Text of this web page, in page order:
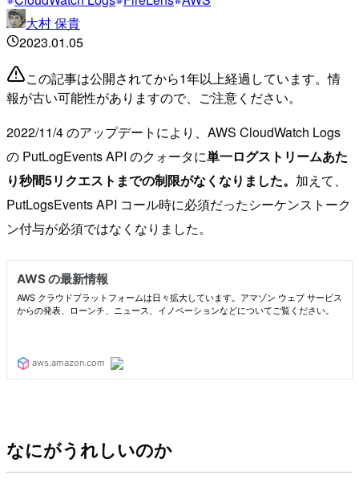
大村 保貴
2023.01.05
この記事は公開されてから1年以上経過しています。情
報が古い可能性がありますので、ご注意ください。
2022/11/4 のアップデートにより、AWS CloudWatch Logs
の PutLogEvents API のクォータに単一ログストリームあた
り秒間5リクエストまでの制限がなくなりました。 加えて、
PutLogsEvents API コール時に必須だったシーケンストーク
ン付与が必須ではなくなりました。
なにがうれしいのか